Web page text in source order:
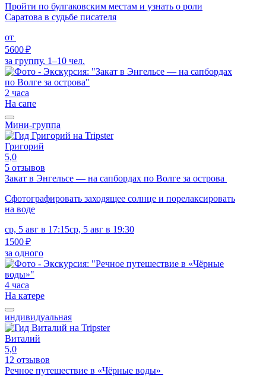
Пройти по булгаковским местам и узнать о роли
Саратова в судьбе писателя
от
5600 ₽
за группу, 1–10 чел.
2 часа
На сапе
Мини-группа
Григорий
5,0
5 отзывов
Закат в Энгельсе — на сапбордах по Волге за острова
Сфотографировать заходящее солнце и порелаксировать
на воде
ср, 5 авг в 17:15ср, 5 авг в 19:30
1500 ₽
за одного
4 часа
На катере
индивидуальная
Виталий
5,0
12 отзывов
Речное путешествие в «Чёрные воды»